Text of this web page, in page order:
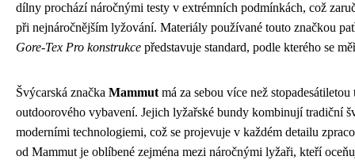
dílny prochází náročnými testy v extrémních podmínkách, což
při nejnáročnějším lyžování. Materiály používané touto značkou
Gore-Tex Pro konstrukce představuje standard, podle kterého se
Švýcarská značka Mammut má za sebou více než
outdoorového vybavení. Jejich lyžařské bundy kombinují tradiční
moderními technologiemi, což se projevuje v každém detailu
od Mammut je oblíbené zejména mezi náročnými lyžaři, kteří